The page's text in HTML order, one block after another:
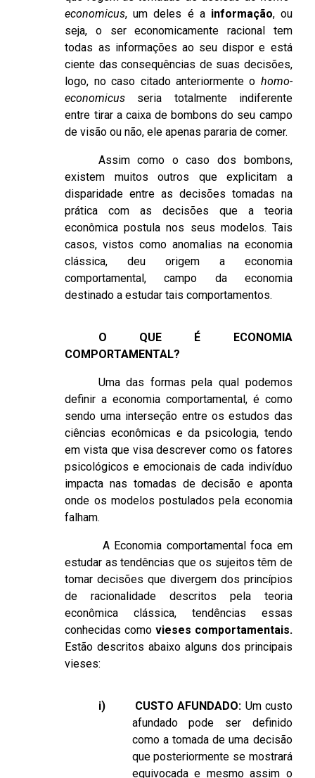
economicus, um deles é a informação, ou
seja, o ser economicamente racional tem
todas as informações ao seu dispor e está
ciente das consequências de suas decisões,
logo, no caso citado anteriormente o homo-
economicus seria totalmente indiferente
entre tirar a caixa de bombons do seu campo
de visão ou não, ele apenas pararia de comer.
Assim como o caso dos bombons,
existem muitos outros que explicitam a
disparidade entre as decisões tomadas na
prática com as decisões que a teoria
econômica postula nos seus modelos. Tais
casos, vistos como anomalias na economia
clássica, deu origem a economia
comportamental, campo da economia
destinado a estudar tais comportamentos.
O QUE É ECONOMIA
COMPORTAMENTAL?
Uma das formas pela qual podemos
definir a economia comportamental, é como
sendo uma interseção entre os estudos das
ciências econômicas e da psicologia, tendo
em vista que visa descrever como os fatores
psicológicos e emocionais de cada indivíduo
impacta nas tomadas de decisão e aponta
onde os modelos postulados pela economia
falham.
A Economia comportamental foca em
estudar as tendências que os sujeitos têm de
tomar decisões que divergem dos princípios
de racionalidade descritos pela teoria
econômica clássica, tendências essas
conhecidas como vieses comportamentais.
Estão descritos abaixo alguns dos principais
vieses:
i) CUSTO AFUNDADO: Um custo
afundado pode ser definido
como a tomada de uma decisão
que posteriormente se mostrará
equivocada e mesmo assim o